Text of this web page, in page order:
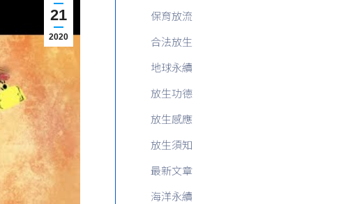
21
2020
保育放流
合法放生
地球永續
放生功德
放生感應
放生須知
最新文章
海洋永續